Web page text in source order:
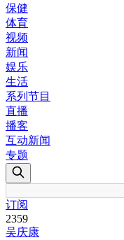
保健
体育
视频
新闻
娱乐
生活
系列节目
直播
播客
互动新闻
专题
订阅
2359
吴庆康